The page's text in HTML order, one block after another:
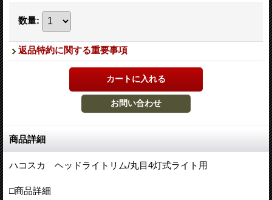
数量:
返品特約に関する重要事項
商品詳細
ハコスカ ヘッドライトリム/丸目4灯式ライト用
□商品詳細